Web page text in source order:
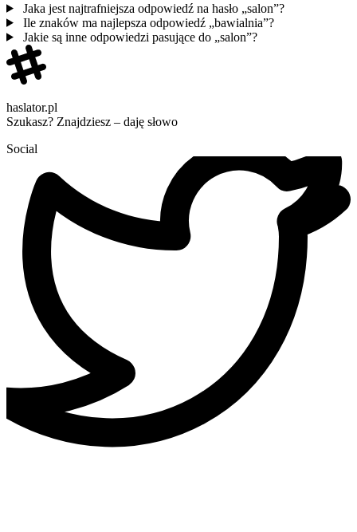
Jaka jest najtrafniejsza odpowiedź na hasło „salon”?
Ile znaków ma najlepsza odpowiedź „bawialnia”?
Jakie są inne odpowiedzi pasujące do „salon”?
haslator.pl
Szukasz? Znajdziesz – daję słowo
Social